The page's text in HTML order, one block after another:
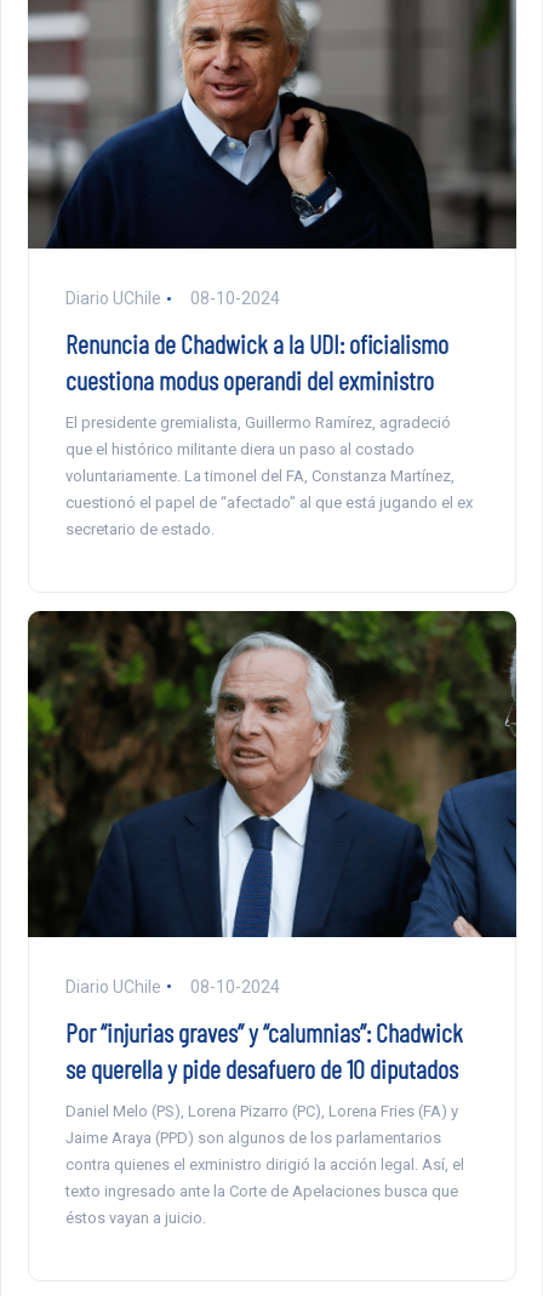
Diario UChile 08-10-2024
Renuncia de Chadwick a la UDI: oficialismo
cuestiona modus operandi del exministro
El presidente gremialista, Guillermo Ramírez, agradeció
que el histórico militante diera un paso al costado
voluntariamente. La timonel del FA, Constanza Martínez,
cuestionó el papel de “afectado” al que está jugando el ex
secretario de estado.
Diario UChile 08-10-2024
Por “injurias graves” y “calumnias”: Chadwick
se querella y pide desafuero de 10 diputados
Daniel Melo (PS), Lorena Pizarro (PC), Lorena Fries (FA) y
Jaime Araya (PPD) son algunos de los parlamentarios
contra quienes el exministro dirigió la acción legal. Así, el
texto ingresado ante la Corte de Apelaciones busca que
éstos vayan a juicio.